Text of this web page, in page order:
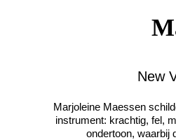
New
Marjoleine Maessen
instrument: krachtig, fel,
ondertoon, waarbij